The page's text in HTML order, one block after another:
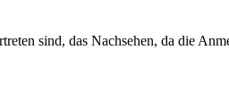
sind, das Nachsehen, da die